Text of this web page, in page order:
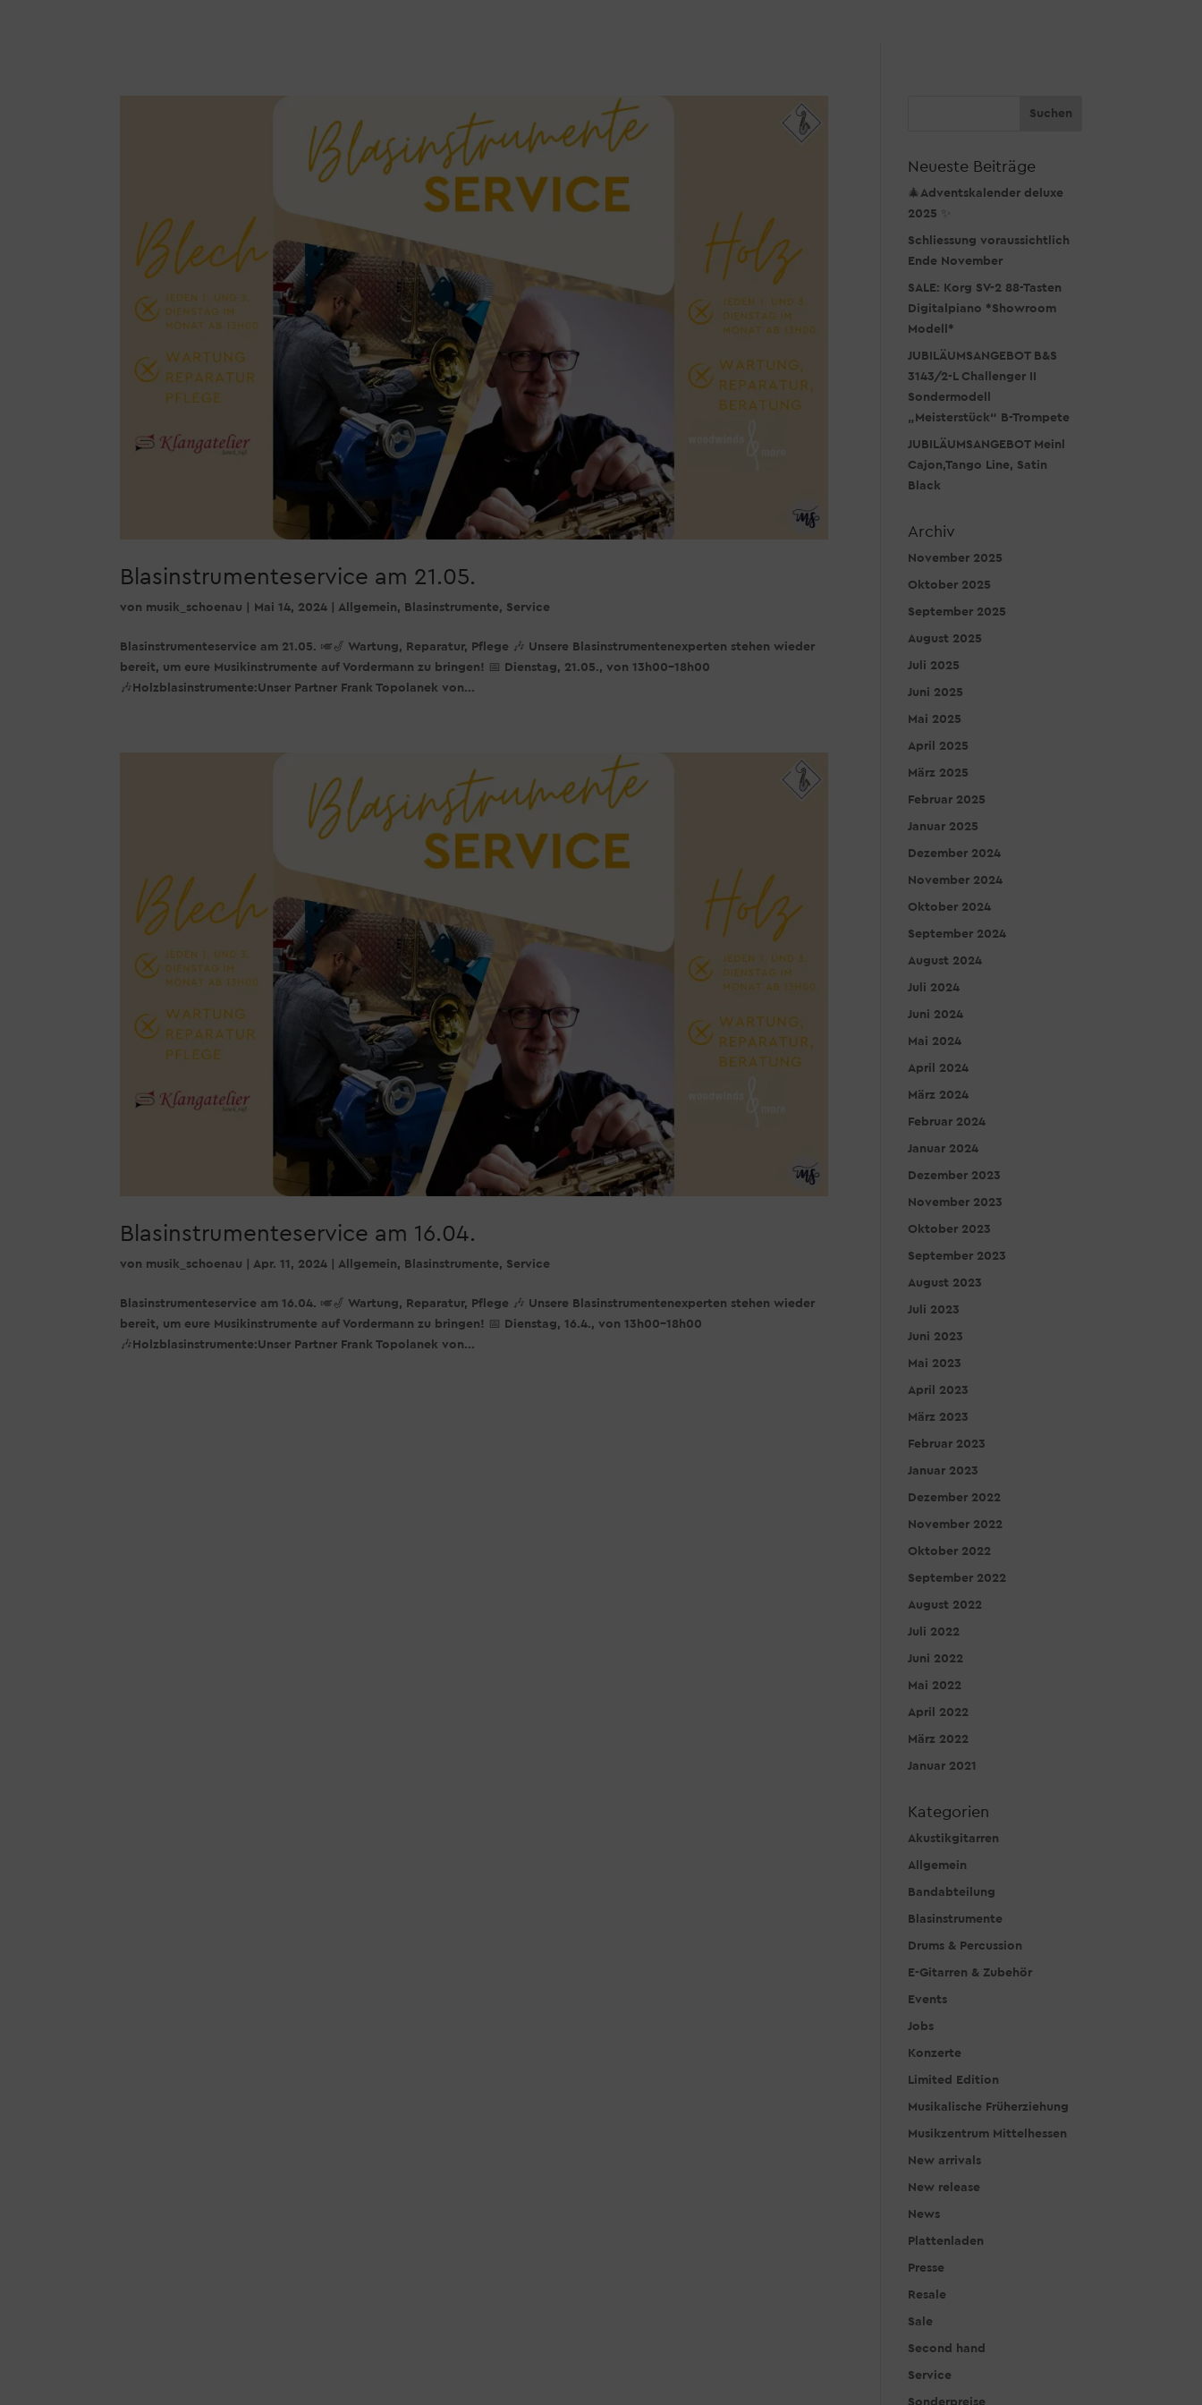
Blasinstrumenteservice am 21.05.
von musik_schoenau Mai 14, 2024 |Allgemein, Blasinstrumente, Service
Blasinstrumenteservice am 21.05. 🎺🎷 Wartung, Reparatur, Pflege 🎶 Unsere Blasinstrumentenexperten stehen wieder
bereit, um eure Musikinstrumente auf Vordermann zu bringen! 📅 Dienstag, 21.05., von 13h00-18h00
🎶Holzblasinstrumente:Unser Partner Frank Topolanek von...
Blasinstrumenteservice am 16.04.
von musik_schoenau |Apr. 11, 2024 |Allgemein, Blasinstrumente, Service
Blasinstrumenteservice am 16.04. 🎺🎷 Wartung, Reparatur, Pflege 🎶 Unsere Blasinstrumentenexperten stehen wieder
bereit, um eure Musikinstrumente auf Vordermann zu bringen! 📅 Dienstag, 16.4., von 13h00-18h00
🎶Holzblasinstrumente:Unser Partner Frank Topolanek von...
Neueste Beiträge
🎄Adventskalender deluxe
2025 ✨
Schliessung voraussichtlich
Ende November
SALE: Korg SV-2 88-Tasten
Digitalpiano *Showroom
Modell*
JUBILÄUMSANGEBOT B&S
3143/2-L Challenger II
Sondermodell
„Meisterstück“ B-Trompete
JUBILÄUMSANGEBOT Meinl
Cajon,Tango Line, Satin
Black
Archiv
November 2025
Oktober 2025
September 2025
August 2025
Juli 2025
Juni 2025
Mai 2025
April 2025
März 2025
Februar 2025
Januar 2025
Dezember 2024
November 2024
Oktober 2024
September 2024
August 2024
Juli 2024
Juni 2024
Mai 2024
April 2024
März 2024
Februar 2024
Januar 2024
Dezember 2023
November 2023
Oktober 2023
September 2023
August 2023
Juli 2023
Juni 2023
Mai 2023
April 2023
März 2023
Februar 2023
Januar 2023
Dezember 2022
November 2022
Oktober 2022
September 2022
August 2022
Juli 2022
Juni 2022
Mai 2022
April 2022
März 2022
Januar 2021
Kategorien
Akustikgitarren
Allgemein
Bandabteilung
Blasinstrumente
Drums & Percussion
E-Gitarren & Zubehör
Events
Jobs
Konzerte
Limited Edition
Musikalische Früherziehung
Musikzentrum Mittelhessen
New arrivals
New release
News
Plattenladen
Presse
Resale
Sale
Second hand
Service
Sonderpreise